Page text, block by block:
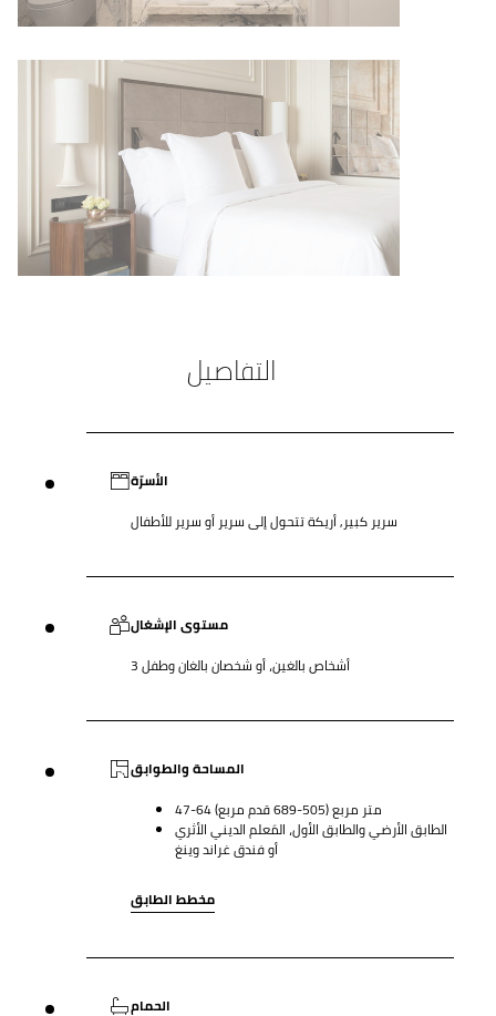
التفاصيل
الأسرّة
سرير كبير, أريكة تتحول إلى سرير أو سرير للأطفال
مستوى الإشغال
3 أشخاص بالغين، أو شخصان بالغان وطفل
المساحة والطوابق
47-64 متر مربع (505-689 قدم مربع)
الطابق الأرضي والطابق الأول، المَعلم الديني الأثري
أو فندق غراند وينغ
مخطط الطابق
الحمام